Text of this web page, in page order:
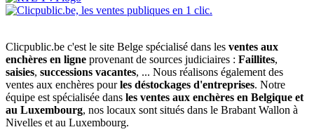
Clicpublic.be c'est le site Belge spécialisé dans les ventes aux
enchères en ligne provenant de sources judiciaires : Faillites,
saisies, successions vacantes, ... Nous réalisons également des
ventes aux enchères pourles déstockages d'entreprises. Notre
équipe est spécialisée dans les ventes aux enchères en Belgique et
au Luxembourg, nos locaux sont situés dans le Brabant Wallon à
Nivelles et au Luxembourg.